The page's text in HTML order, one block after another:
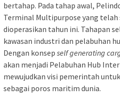
bertahap. Pada tahap awal,
Terminal Multipurpose yang telah
dioperasikan tahun ini. Tahapan
kawasan industri dan pelabuhan
Dengan konsep self generating
akan menjadi Pelabuhan Hub
mewujudkan visi pemerintah
sebagai poros maritim dunia.